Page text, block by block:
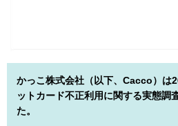
かっこ株式会社（以下、Cacco）は
ットカード不正利用に関する実態調
た。